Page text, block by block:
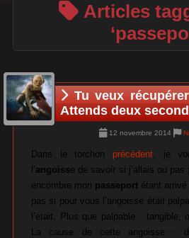
Articles
Tu veux
Attends deux
12 novembre 2014
Dans le torchon précédent, je
l’angoisse de savoir si j’allais ou
encombre mon passeport étant
pas si pour vous l’angoisse était
l’était. Plus que palpable : tangible,
La cause de cette angoisse :